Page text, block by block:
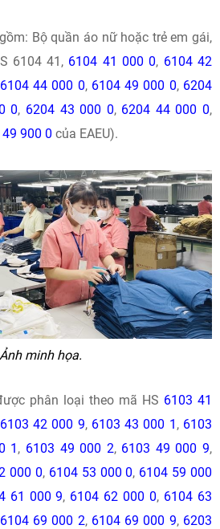
Bộ quần áo nữ hoặc trẻ em gái,
6104 41, 6104 41 000 0, 6104 42
6104 44 000 0, 6104 49 000 0, 6204
0, 6204 43 000 0, 6204 44 000 0,
900 0 của EAEU).
Ảnh minh họa.
phân loại theo mã HS 6103 41
6103 42 000 9, 6103 43 000 1 , 6103
1 , 6103 49 000 2, 6103 49 000 9,
000 0, 6104 53 000 0, 6104 59 000
61 000 9, 6104 62 000 0, 6104 63
6104 69 000 2, 6104 69 000 9, 6203